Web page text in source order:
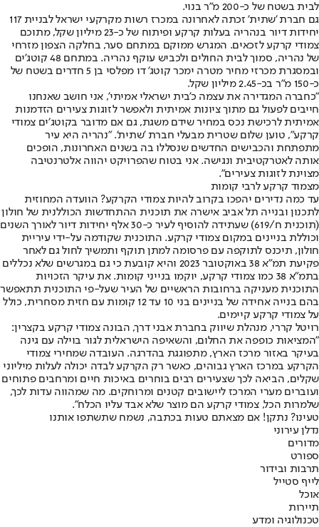
לבית בשטח של כ-200 מ"ר בנוי.
גם חברת 'שתית' זכתה לאחרונה במכרז רשות מקרקעי ישראל לבניית 117
יחידות דיור בנהריה בעלות קרקע ופיתוח של כ-23 מיליון שקל, מתוכם
צמודי קרקע לזכאים. המגרש ממוקם במתחם סער, בחלקה הצפון מזרחי
של נהריה, סמוך לבית החולים ולכביש עוקף נהריה. במתחם 48 קוטג'ים
ובמסגרת מכרזי מחיר מטרה ימכר קוטג' דו מפלסי בן 5 חדרים בשטח של
כ-150 מ"ר בכ-2.45 מיליון שקל.
״כחברה המגדירה את עצמה כ'בית ישראלי אמיתי', אני חושב שאנחנו
חייבים לפעול גם מתוך ציונות אמיתית ולאפשר לזוגות צעירים הזדמנות
אמיתית לרכישת נכס במחיר שידם משגת, גם אם מדובר בקוטג׳ים צמודי
קרקע", טוען שלום שטרית מבעלי חברת 'שתית'. "נהריה היא עיר
מתפתחת והכבישים החדשים שנסללו בה בשנים האחרונות, הופכים
אותה לאטרקטיבית ונגישה. אני בטוח שהפרויקט יהווה אלטרנטיבה
מצוינת לזוגות צעירים".
מצמוד קרקע לרבי קומות
עד כמה נדירים יהפכו בקרוב להיות צמודי הקרקע? הוועדה המחוזית
לתכנון ובנייה תל אביב אישרה את תוכנית ההתחדשות הכוללנית של חולון
(תוכנית ח/619) שעתידה להוסיף לעיר כ-30 אלף יחידות דיור לאורך השנים
וכוללת בניינים במקום צמודי קרקע. התוכנית שקודמה על-ידי עיריית
חולון, תיכנס לתוקפה עם פרסומה למתן תוקף ותמשיך לחול גם לאחר
פקיעת תמ"א 38 באוקטובר 2023 והיא קובעת כי גם במגרשים שלא נכללים
בתמ"א 38 כמו צמודי קרקע, יוקמו בנייני קומות. את עיקר הזכויות
התוכנית מעניקה ברחובות הראשיים של העיר שעל-פי התוכנית תתאפשר
בהם בנייה אחידה של בניינים בני 10 עד 12 קומות עם חזית מסחרית, כולל
על צמודי קרקע קיימים.
רויטל קררי, מנהלת שיווק בחברת אבני דרך, הבונה צמודי קרקע בקצרין:
"המציאות כופפה את החלום, והשאיפה הישראלית לגור בוילה עם גינה
בעיקר באזור מרכז הארץ, מתפוגגת בהדרגה. העובדה שמחירי צמודי
הקרקע במרכז הארץ גבוהים, כאשר רק הקרקע לבדה יכולה לעלות מיליוני
שקלים, הביאה לכך שצעירים רבים בוחרים באיכות חיים ומרחבים פתוחים
ועוברים מערי המרכז ליישובים קטנים ומרוחקים. מה שמהווה עדות לכך,
שלמרות הכל, צמודי קרקע הם מוצר שלא אבד עליו הכלח״.
טעינו? נתקן! אם מצאתם טעות בכתבה, נשמח שתשתפו אותנו
נדלן עירוני
מדורים
ספורט
תרבות ובידור
לייף סטייל
אוכל
תיירות
טכנולוגיה ומדע